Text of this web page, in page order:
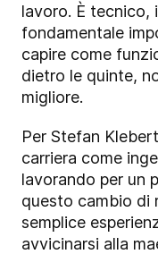
lavoro. È tecnico,
fondamentale
capire come
dietro le quinte,
migliore.
Per Stefan
carriera come
lavorando per un
questo cambio di
semplice
avvicinarsi alla